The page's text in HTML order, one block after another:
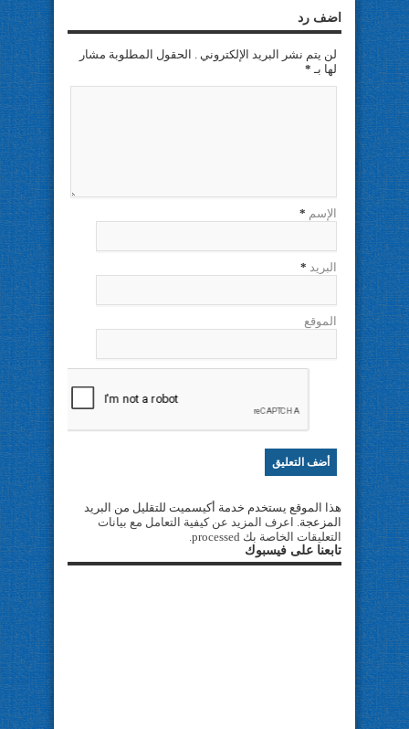
اضف رد
لن يتم نشر البريد الإلكتروني . الحقول المطلوبة مشار
لها بـ *
الإسم *
البريد *
الموقع
هذا الموقع يستخدم خدمة أكيسميت للتقليل من البريد
المزعجة. اعرف المزيد عن كيفية التعامل مع بيانات
التعليقات الخاصة بك processed
.
تابعنا على فيسبوك